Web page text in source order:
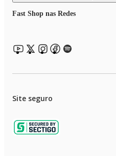
Fast Shop nas Redes
Site seguro